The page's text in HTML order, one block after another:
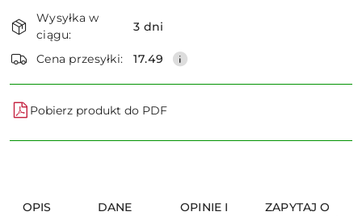
i
dostawa
Wysyłka w
ciągu:
3 dni
Cena przesyłki: 17.49
Pobierz produkt do PDF
OPIS
DANE
OPINIE I
ZAPYTAJ O